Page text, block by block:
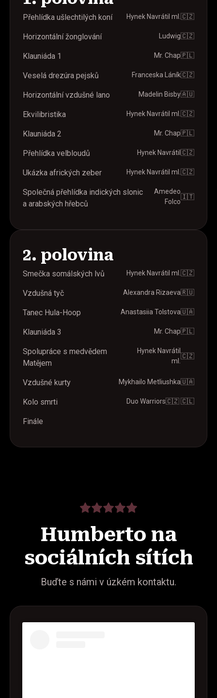
Přehlídka ušlechtilých koní Hynek Navrátil ml.🇨🇿
Horizontální žonglování Ludwig🇨🇿
Klauniáda 1 Mr. Chap🇵🇱
Veselá drezúra pejsků Franceska Láník🇨🇿
Horizontální vzdušné lano Madelin Bisby🇦🇺
Ekvilibristika Hynek Navrátil ml.🇨🇿
Klauniáda 2 Mr. Chap🇵🇱
Přehlídka velbloudů Hynek Navrátil🇨🇿
Ukázka afrických zeber Hynek Navrátil ml.🇨🇿
Společná přehlídka indických slonic
a arabských hřebců
Amedeo
Folco
🇮🇹
2. polovina
Smečka somálských lvů Hynek Navrátil ml.🇨🇿
Vzdušná tyč Alexandra Rizaeva🇷🇺
Tanec Hula-Hoop Anastasiia Tolstova🇺🇦
Klauniáda 3 Mr. Chap🇵🇱
Spolupráce s medvědem
Matějem
Hynek Navrátil
ml.
🇨🇿
Vzdušné kurty Mykhailo Metliushka🇺🇦
Kolo smrti Duo Warriors🇨🇿 🇨🇱
Finále
Humberto na
sociálních sítích
Buďte s námi v úzkém kontaktu.